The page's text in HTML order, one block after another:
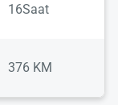
16Saat
376 KM